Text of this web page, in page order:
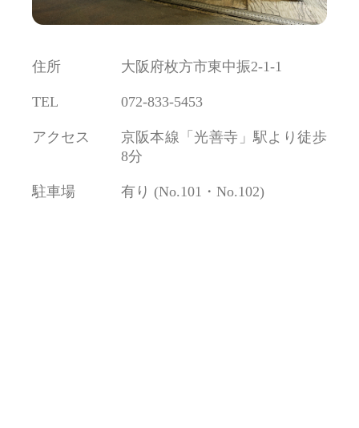
住所 大阪府枚方市東中振2-1-1
TEL 072-833-5453
アクセス
京阪本線「光善寺」駅より徒歩
8分
駐車場 有り (No.101・No.102)